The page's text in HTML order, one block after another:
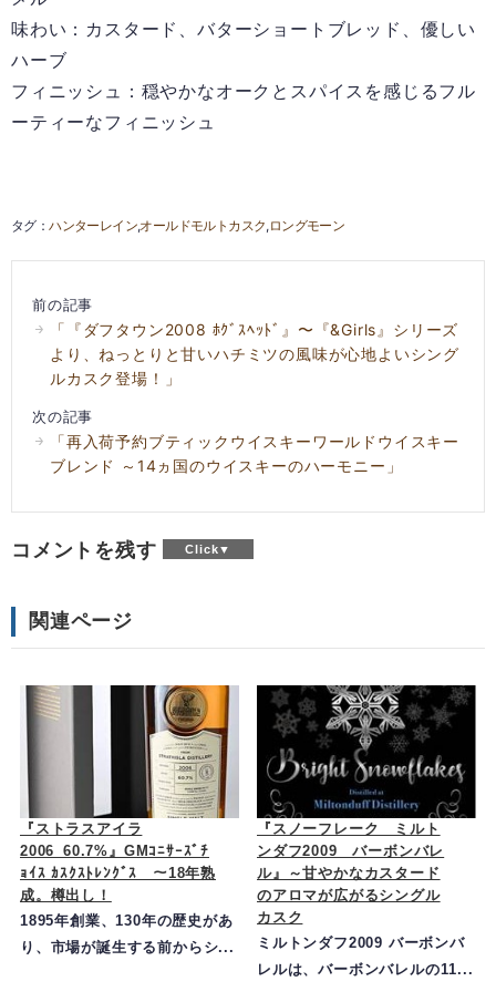
味わい：カスタード、バターショートブレッド、優しい
ハーブ
フィニッシュ：穏やかなオークとスパイスを感じるフル
ーティーなフィニッシュ
ハンターレインオールドモルトカスク ロングモーン
前の記事
「『ダフタウン2008 ﾎｸﾞｽﾍｯﾄﾞ』〜『&Girls』シリーズ
より、ねっとりと甘いハチミツの風味が心地よいシング
ルカスク登場！」
次の記事
「再入荷予約ブティックウイスキーワールドウイスキー
ブレンド ～14ヵ国のウイスキーのハーモニー」
コメントを残す
関連ページ
『ストラスアイラ
2006_60.7%』GMｺﾆｻｰｽﾞﾁ
ｮｲｽ ｶｽｸｽﾄﾚﾝｸﾞｽ ～18年熟
成。樽出し！
1895年創業、130年の歴史があ
り、市場が誕生する前からシ...
『スノーフレーク ミルト
ンダフ2009 バーボンバレ
ル』～甘やかなカスタード
のアロマが広がるシングル
カスク
ミルトンダフ2009 バーボンバ
レルは、バーボンバレルの11...